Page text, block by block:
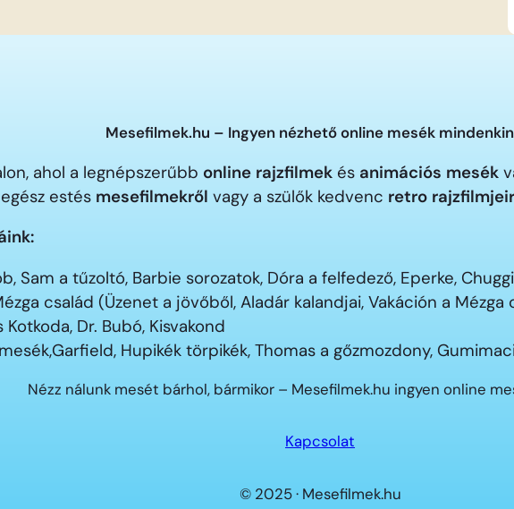
Mesefilmek.hu – Ingyen nézhető online mesék
ahol a legnépszerűbb online rajzfilmek és animációs mesék
estés mesefilmekről vagy a szülők kedvenc retro
Sam a tűzoltó, Barbie sorozatok, Dóra a felfedező, Eperke,
család (Üzenet a jövőből, Aladár kalandjai, Vakáción a
Dr. Bubó, Kisvakond
Hupikék törpikék, Thomas a gőzmozdony,
Nézz nálunk mesét bárhol, bármikor – Mesefilmek.hu ingyen online
Kapcsolat
© 2025 · Mesefilmek.hu